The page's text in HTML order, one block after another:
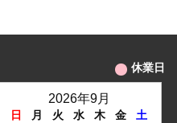
休業日
2026年9月
日 月 火 水 木 金
土